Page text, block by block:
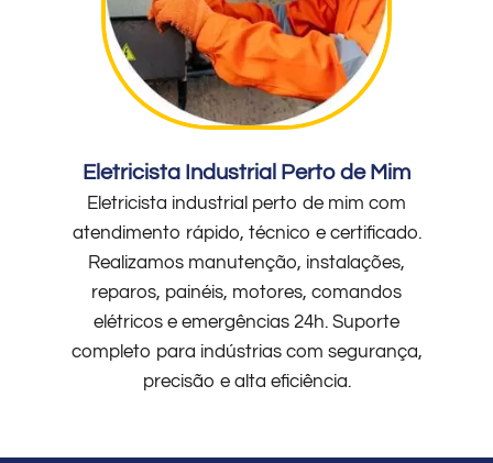
Eletricista Industrial Perto de Mim
Eletricista industrial perto de mim com
atendimento rápido, técnico e certificado.
Realizamos manutenção, instalações,
reparos, painéis, motores, comandos
elétricos e emergências 24h. Suporte
completo para indústrias com segurança,
precisão e alta eficiência.